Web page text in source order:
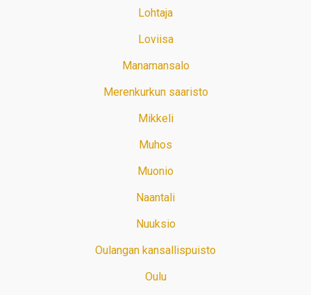
Lohtaja
Loviisa
Manamansalo
Merenkurkun saaristo
Mikkeli
Muhos
Muonio
Naantali
Nuuksio
Oulangan kansallispuisto
Oulu